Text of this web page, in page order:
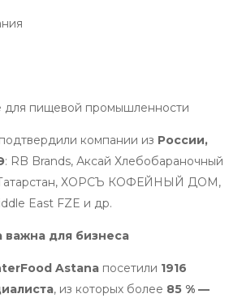
для пищевой промышленности
компании из России,
: RB Brands, Аксай Хлебобараночный
Татарстан, ХОРСЪ КОФЕЙНЫЙ ДОМ,
East FZE и др.
важна для бизнеса
Astana посетили 1916
, из которых более 85 % —